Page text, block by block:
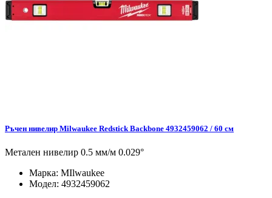
Ръчен нивелир Milwaukee Redstick Backbone 4932459062 / 60 см
Метален нивелир 0.5 мм/м 0.029°
Марка: MIlwaukee
Модел: 4932459062